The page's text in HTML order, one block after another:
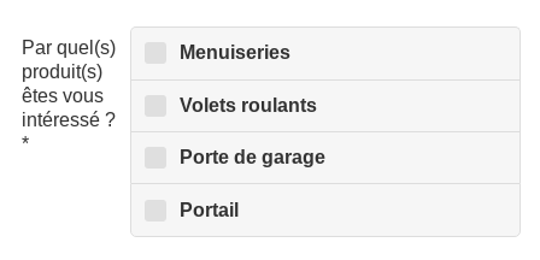
Par quel(s)
produit(s)
êtes vous
intéressé ?
*
Menuiseries
Volets roulants
Porte de garage
Portail